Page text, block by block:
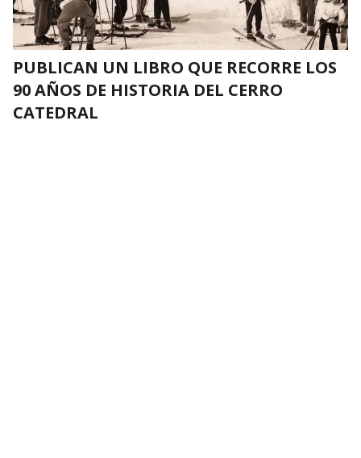
PUBLICAN UN LIBRO QUE RECORRE LOS
90 AÑOS DE HISTORIA DEL CERRO
CATEDRAL